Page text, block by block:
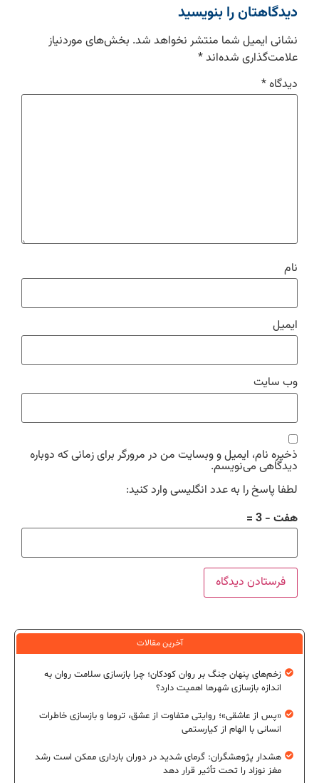
دیدگاهتان را بنویسید
نشانی ایمیل شما منتشر نخواهد شد. بخش‌های موردنیاز
علامت‌گذاری شده‌اند*
دیدگاه*
نام
ایمیل
وب‌ سایت
ذخیره نام، ایمیل و وبسایت من در مرورگر برای زمانی که دوباره
دیدگاهی می‌نویسم.
لطفا پاسخ را به عدد انگلیسی وارد کنید:
هفت − 3 =
آخرین مقالات
زخم‌های پنهان جنگ بر روان کودکان؛ چرا بازسازی سلامت روان به
اندازه بازسازی شهرها اهمیت دارد؟
«پس از عاشقی»؛ روایتی متفاوت از عشق، تروما و بازسازی خاطرات
انسانی با الهام از کیارستمی
هشدار پژوهشگران: گرمای شدید در دوران بارداری ممکن است رشد
مغز نوزاد را تحت تأثیر قرار دهد